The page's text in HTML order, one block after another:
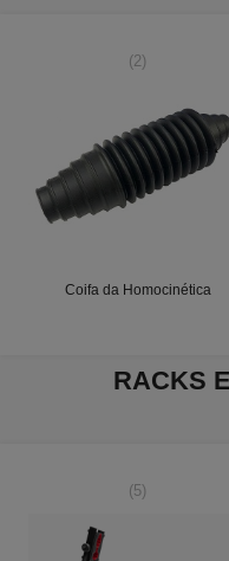
(2)
Coifa da Homocinética
RACKS
(5)